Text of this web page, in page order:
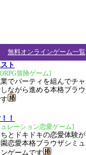
無料オンラインゲーム一覧
ト
冒険ゲーム]
でパーティを組んでチャ
ながら進める本格ブラウ
！
レーション恋愛ゲーム]
とドキドキの恋愛体験が
恋愛本格ブラウザシミュ
ゲームです